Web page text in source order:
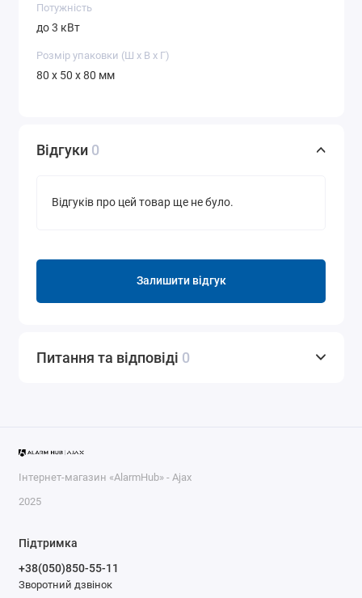
Потужність
до 3 кВт
Розмір упаковки (Ш х В х Г)
80 x 50 x 80 мм
Відгуки 0
Відгуків про цей товар ще не було.
Залишити відгук
Питання та відповіді 0
Інтернет-магазин «AlarmHub» - Ajax
2025
Підтримка
+38(050)850-55-11
Зворотний дзвінок